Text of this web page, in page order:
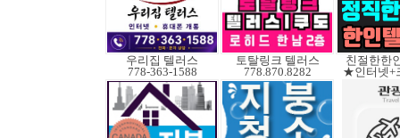
우리집 텔러스
778-363-1588
토탈링크 텔러스
778.870.8282
친절한한
★인터넷+